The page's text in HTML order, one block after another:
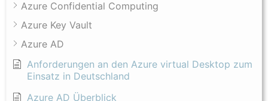
Azure Confidential Computing
Azure Key Vault
Azure AD
Anforderungen an den Azure virtual Desktop zum
Einsatz in Deutschland
Azure AD Überblick